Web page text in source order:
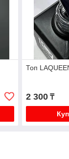
Топ
2 300₸